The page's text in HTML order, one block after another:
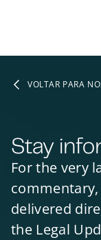
VOLTAR PARA
Stay
For the very
delivered
the Legal